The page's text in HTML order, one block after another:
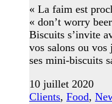
« La faim est
« don’t worry
Biscuits s’invite
vos salons ou vos
ses mini-biscuits
10 juillet 2020
Clients, Food,